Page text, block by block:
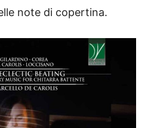
note di copertina.